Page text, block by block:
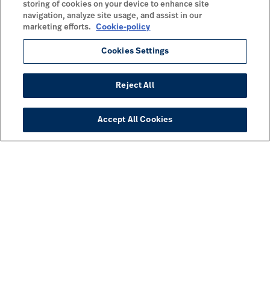
storing of cookies on your device to enhance site
navigation, analyze site usage, and assist in our
marketing efforts.
Cookie-policy
Cookies Settings
Reject All
Accept All Cookies